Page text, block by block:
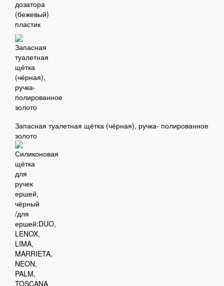
Запасная туалетная щётка (чёрная), ручка- полированное
золото